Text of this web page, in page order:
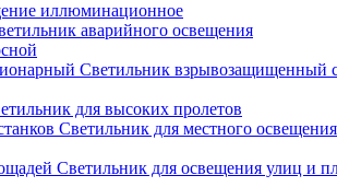
иллюминационное
аварийного освещения
Светильник взрывозащищенный
для высоких пролетов
Светильник для местного
Светильник для освещения улиц и